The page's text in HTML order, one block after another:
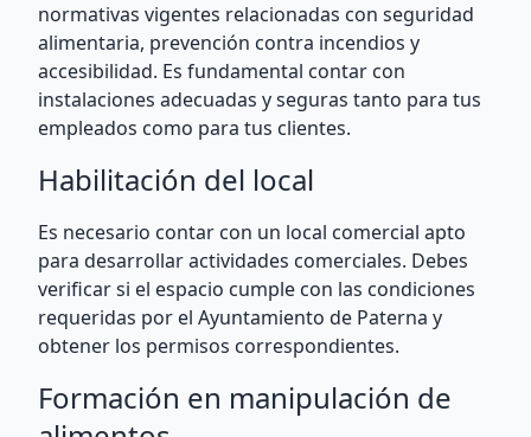
normativas vigentes relacionadas con seguridad
alimentaria, prevención contra incendios y
accesibilidad. Es fundamental contar con
instalaciones adecuadas y seguras tanto para tus
empleados como para tus clientes.
Habilitación del local
Es necesario contar con un local comercial apto
para desarrollar actividades comerciales. Debes
verificar si el espacio cumple con las condiciones
requeridas por el Ayuntamiento de Paterna y
obtener los permisos correspondientes.
Formación en manipulación de